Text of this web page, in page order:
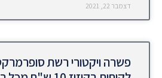
דצמבר 22, 2021
פשרה ויקטורי רשת